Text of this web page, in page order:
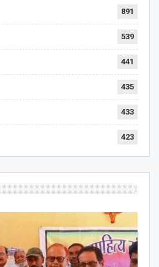
891
539
441
435
433
423